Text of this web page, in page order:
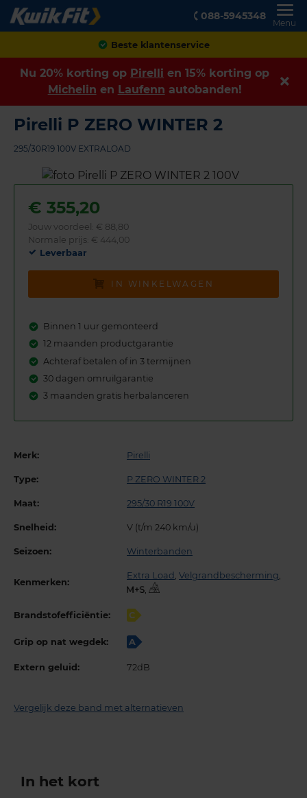
088-5945348
Menu
Achteraf betalen
Nu 20% korting op Pirelli en 15% korting op
Michelin en Laufenn autobanden!
Pirelli P ZERO WINTER 2
295/30R19 100V EXTRALOAD
€ 355,20
Jouw voordeel: € 88,80
Normale prijs: € 444,00
Leverbaar
IN WINKELWAGEN
Binnen 1 uur gemonteerd
12 maanden productgarantie
Achteraf betalen of in 3 termijnen
30 dagen omruilgarantie
3 maanden gratis herbalanceren
Merk: Pirelli
Type: P ZERO WINTER 2
Maat: 295/30 R19 100V
Snelheid: V (t/m 240 km/u)
Seizoen: Winterbanden
Kenmerken:
Extra Load Velgrandbescherming
,
Brandstofefficiëntie: C
Grip op nat wegdek: A
Extern geluid: 72dB
Vergelijk deze band met alternatieven
In het kort